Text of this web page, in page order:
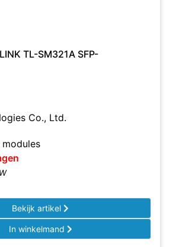
TL-SM321A SFP-
Co., Ltd.
Bekijk artikel
In winkelmand